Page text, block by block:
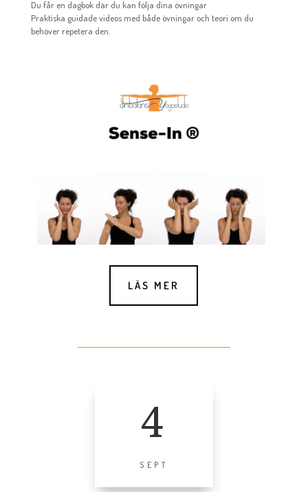
Du får en dagbok där du kan följa dina övningar
Praktiska guidade videos med både övningar och teori om du
behöver repetera den.
LÄS MER
4
SEPT